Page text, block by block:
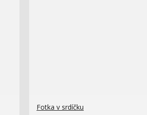
Fotka v srdíčku